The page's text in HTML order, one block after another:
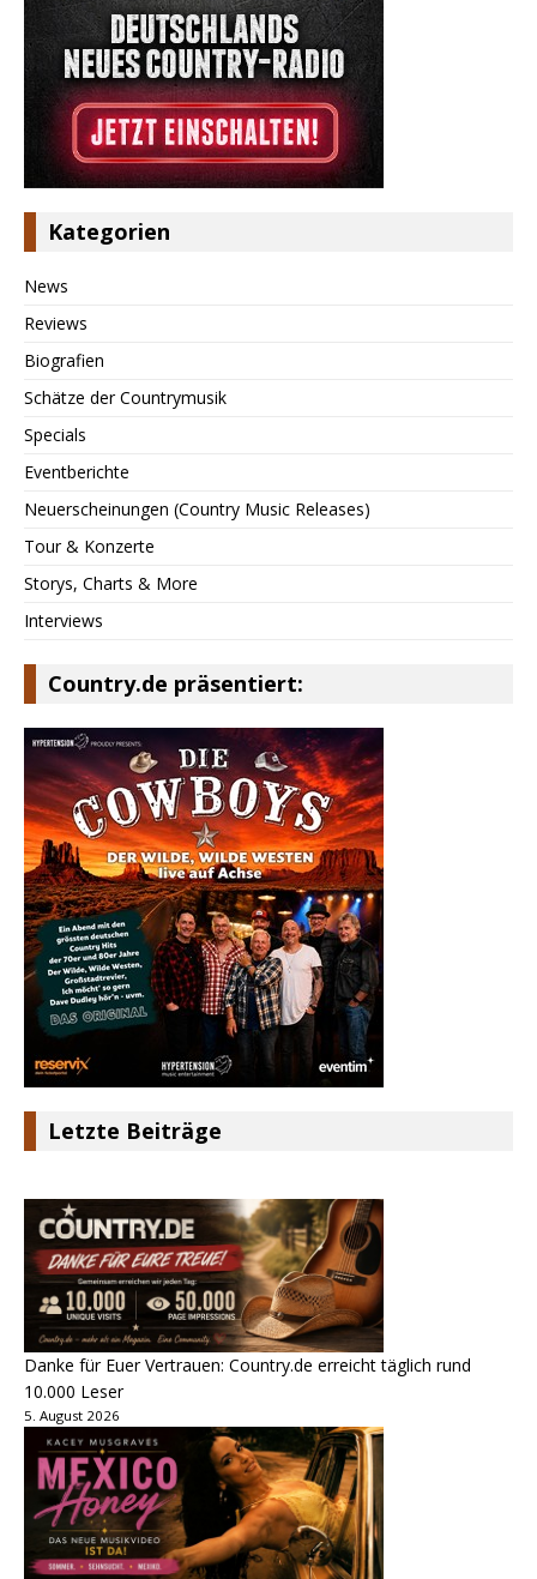
Kategorien
News
Reviews
Biografien
Schätze der Countrymusik
Specials
Eventberichte
Neuerscheinungen (Country Music Releases)
Tour & Konzerte
Storys, Charts & More
Interviews
Country.de präsentiert:
Letzte Beiträge
Danke für Euer Vertrauen: Country.de erreicht täglich rund
10.000 Leser
5. August 2026